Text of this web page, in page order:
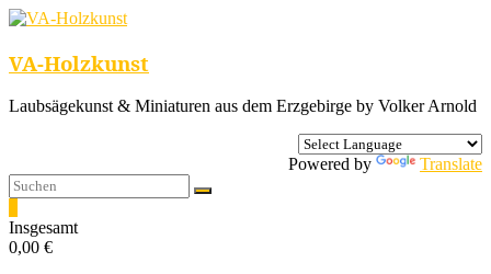
VA-Holzkunst
Laubsägekunst & Miniaturen aus dem Erzgebirge by Volker Arnold
Powered by Translate
Insgesamt
0,00 €